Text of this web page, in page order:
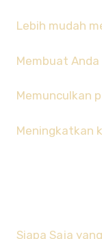
Lebih mudah
Membuat
Memunculkan
Meningkatkan
Siapa Saja